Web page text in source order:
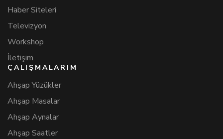
Haber Siteleri
Televizyon
Workshop
İletişim
ÇALIŞMALARIM
Ahşap Yüzükler
Ahşap Masalar
Ahşap Aynalar
Ahşap Saatler